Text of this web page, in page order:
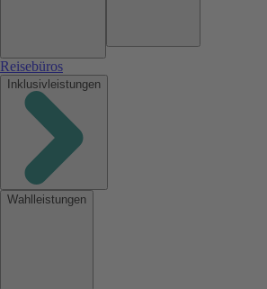
Reisebüros
Inklusivleistungen
Wahlleistungen